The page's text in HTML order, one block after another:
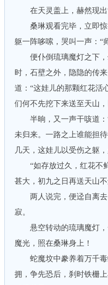
在天灵盖上，赫然现出“
桑琳观看完毕，立即惊
躯一阵哆嗦，哭叫一声：
便仆倒琉璃魔灯之下，
时，石壁之外，隐隐的传
道：“这娃儿的那颗红花活
们何不先挖下来送至天山
半晌，又一声干咳道：“
未归来。一路之上谁能担
几天，这娃儿以受伤之躯
“如存放过久，红花不
甚大，初九之日再送天山
两人说完，便迳自离去
寂。
悬空转动的琉璃魔灯，
魔光，照在桑琳身上！
蛇魔坟中豢养着万千毒
拥，争先恐后，刹时铁栅